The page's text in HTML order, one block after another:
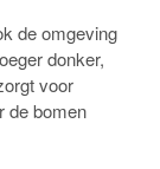
de omgeving
donker,
voor
de bomen